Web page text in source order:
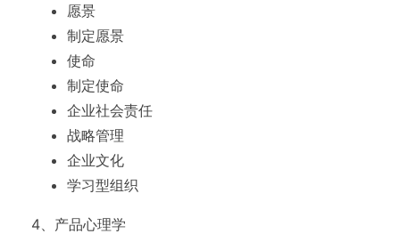
愿景
制定愿景
使命
制定使命
企业社会责任
战略管理
企业文化
学习型组织
4、产品心理学